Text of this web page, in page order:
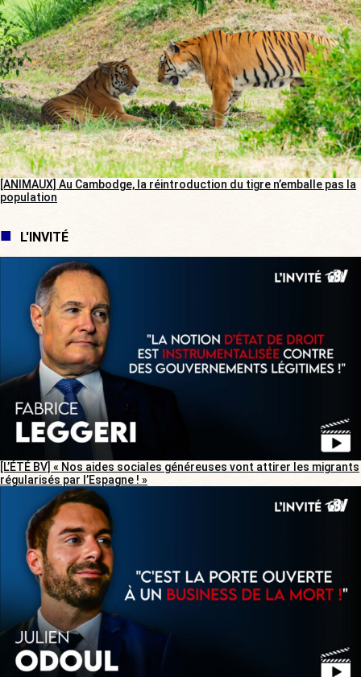
[ANIMAUX] Au Cambodge, la réintroduction du tigre n’emballe pas la
population
L'INVITÉ
[L’ÉTÉ BV] « Nos aides sociales généreuses vont attirer les migrants
régularisés par l’Espagne ! »